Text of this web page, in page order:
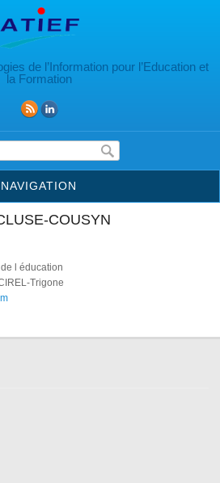
de l’Information pour l’Education et
la Formation
de recherche
NAVIGATION
COUSYN
l éducation
Trigone